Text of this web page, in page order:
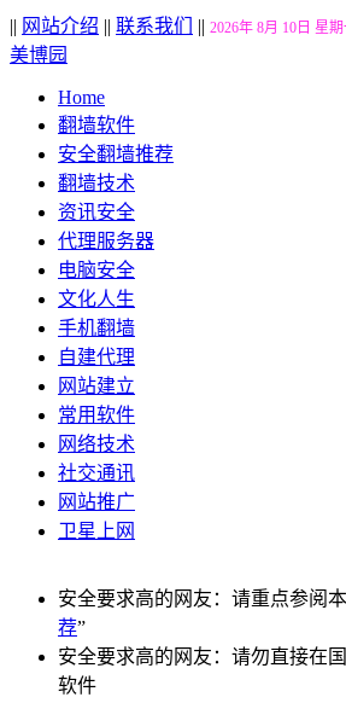
|| 网站介绍 || 联系我们 || 2026年 8月 10日 星
美博园
Home
翻墙软件
安全翻墙推荐
翻墙技术
资讯安全
代理服务器
电脑安全
文化人生
手机翻墙
自建代理
网站建立
常用软件
网络技术
社交通讯
网站推广
卫星上网
安全要求高的网友：请重点参阅
荐”
安全要求高的网友：请勿直接在
软件